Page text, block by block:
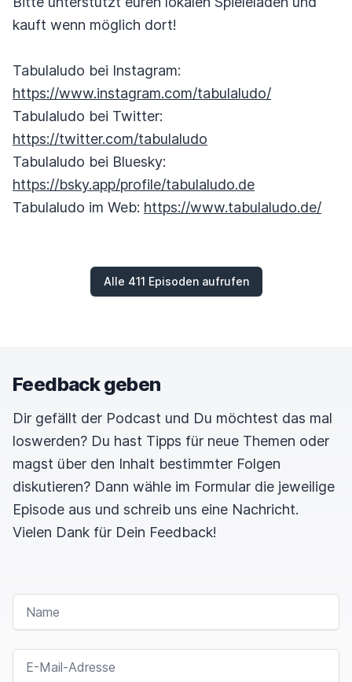
kauft wenn möglich dort!
Tabulaludo bei Instagram:
https://www.instagram.com/tabulaludo/
Tabulaludo bei Twitter:
https://twitter.com/tabulaludo
Tabulaludo bei Bluesky:
https://bsky.app/profile/tabulaludo.de
Tabulaludo im Web: https://www.tabulaludo.de/
Alle 411 Episoden aufrufen
Feedback geben
Dir gefällt der Podcast und Du möchtest das mal
loswerden? Du hast Tipps für neue Themen oder
magst über den Inhalt bestimmter Folgen
diskutieren? Dann wähle im Formular die jeweilige
Episode aus und schreib uns eine Nachricht.
Vielen Dank für Dein Feedback!
NAME
E-MAIL-ADRESSE